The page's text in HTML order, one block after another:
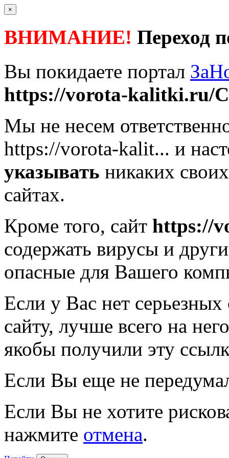
×
ВНИМАНИЕ! Переход
Вы покидаете портал
https://vorota-kalitki.ru/
Мы не несем
https://vorota-kalit... и
указывать никаких
сайтах.
Кроме того, сайт https://
содержать вирусы и
опасные для Вашего
Если у Вас нет
сайту, лучше всего на
якобы получили эту
Если Вы еще не
Если Вы не хотите
нажмите отмена.